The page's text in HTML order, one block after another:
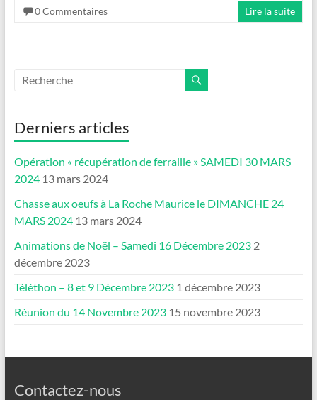
0 Commentaires
Lire la suite
Derniers articles
Opération « récupération de ferraille » SAMEDI 30 MARS
2024 13 mars 2024
Chasse aux oeufs à La Roche Maurice le DIMANCHE 24
MARS 2024 13 mars 2024
Animations de Noël – Samedi 16 Décembre 2023 2
décembre 2023
Téléthon – 8 et 9 Décembre 2023 1 décembre 2023
Réunion du 14 Novembre 2023 15 novembre 2023
Contactez-nous